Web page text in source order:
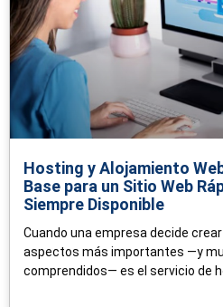
Hosting y Alojamiento
Base para un Sitio Web
Siempre Disponible
Cuando una empresa decide
aspectos más importantes —y
comprendidos— es el servicio de